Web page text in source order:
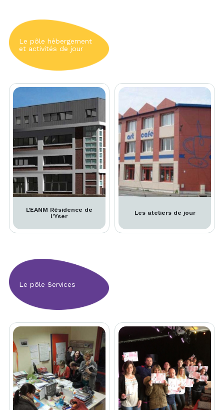
Le pôle hébergement
et activités de jour
L’EANM Résidence de
l’Yser
Les ateliers de jour
Le pôle Services